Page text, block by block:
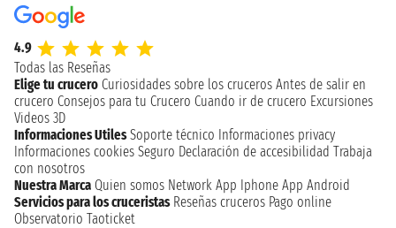
4.9
Todas las Reseñas
Elige tu crucero Curiosidades sobre los cruceros Antes de salir en
crucero Consejos para tu Crucero Cuando ir de crucero Excursiones
Videos 3D
Informaciones Utiles Soporte técnico Informaciones privacy
Informaciones cookies Seguro Declaración de accesibilidad Trabaja
con nosotros
Nuestra Marca Quien somos Network App Iphone App Android
Servicios para los cruceristas Reseñas cruceros Pago online
Observatorio Taoticket